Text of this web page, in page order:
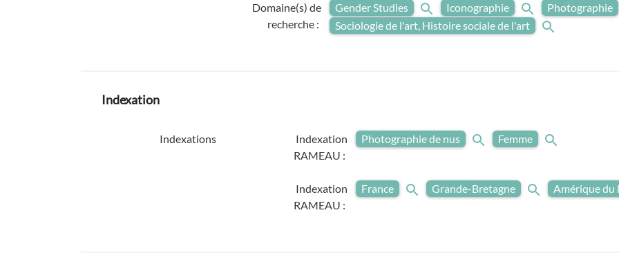
Domaine(s) de
recherche :
Gender Studies Iconographie
Photographie
Sociologie de l'art, Histoire sociale de l'art
Indexation
Indexations
Indexation
RAMEAU :
Photographie de nus Femme
Indexation
RAMEAU :
France Grande-Bretagne Amérique du